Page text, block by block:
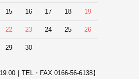
15 16 17 18 19
22 23 24 25 26
29 30
｜TEL・FAX 0166-56-6138】